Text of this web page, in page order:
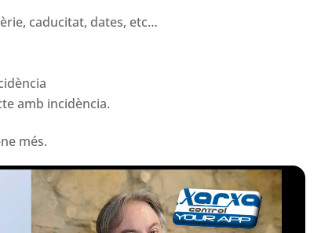
caducitat, dates, etc…
amb incidència.
més.